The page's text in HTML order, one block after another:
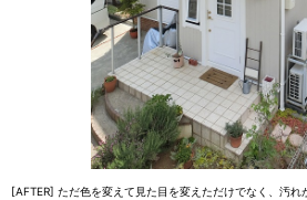
[AFTER] ただ色を変えて見た目を変えただけでなく、汚れ